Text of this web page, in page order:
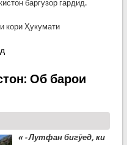
баргузор гардид.
кори Ҳукумати
Ҷумҳурии Тоҷикистон
Об барои
« - Лутфан бигӯед, ки